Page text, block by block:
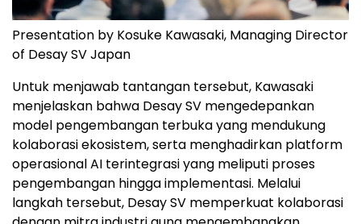
Presentation by Kosuke Kawasaki, Managing Director
of Desay SV Japan
Untuk menjawab tantangan tersebut, Kawasaki
menjelaskan bahwa Desay SV mengedepankan
model pengembangan terbuka yang mendukung
kolaborasi ekosistem, serta menghadirkan platform
operasional AI terintegrasi yang meliputi proses
pengembangan hingga implementasi. Melalui
langkah tersebut, Desay SV memperkuat kolaborasi